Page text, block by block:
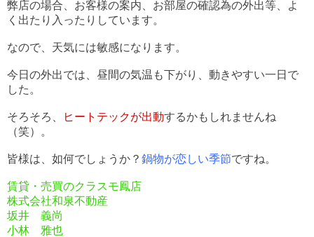
弊店の場合、お客様の案内、お部屋の確認為の外出等、よ
く出たり入ったりしています。
なので、天気には敏感になります。
今日の外出では、昼間の気温も下がり、動きやすい一日で
した。
そろそろ、 ヒートテックが出動するかもしれませんね
（笑）。
皆様は、如何でしょうか？ 鍋物が恋しい季節ですね。
賃貸・売買のクラスモ鳳店
株式会社和泉不動産
坂井 義尚
小林 雅也